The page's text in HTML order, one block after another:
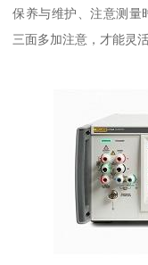
保养与维护、注意测量
三面多加注意，才能灵